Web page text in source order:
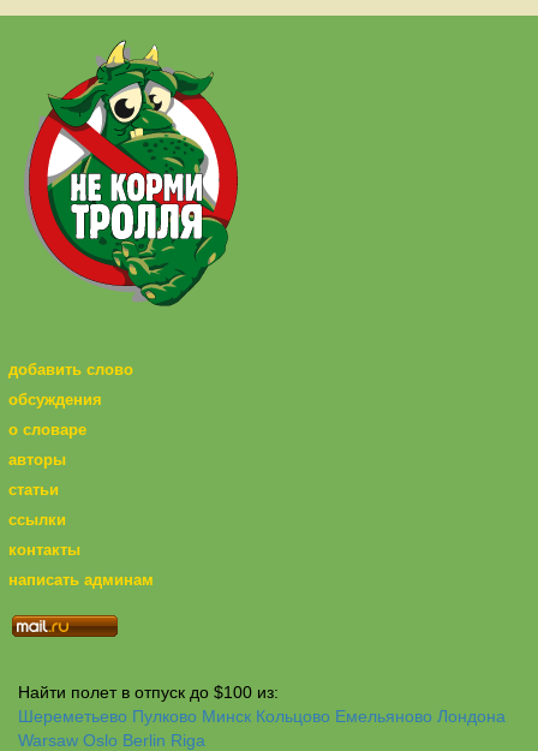
добавить слово
обсуждения
о словаре
авторы
статьи
ссылки
контакты
написать админам
Найти полет в отпуск до $100 из:
Шереметьево Пулково Минск Кольцово Емельяново Лондона
Warsaw Oslo Berlin Riga